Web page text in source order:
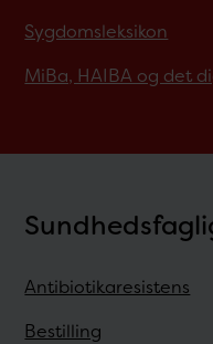
Sygdomsleksikon
MiBa, HAIBA og det
Antibiotikaresistens
Bestilling